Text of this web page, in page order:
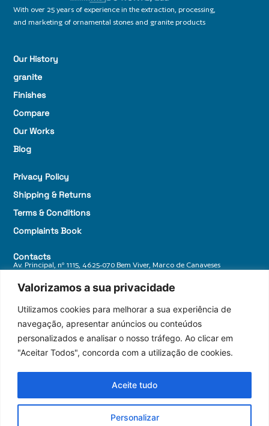
Valorizamos a sua privacidade
Utilizamos cookies para melhorar a sua experiência de
navegação, apresentar anúncios ou conteúdos
personalizados e analisar o nosso tráfego. Ao clicar em
"Aceitar Todos", concorda com a utilização de cookies.
Personalizar
Aceite tudo
With over 25 years of experience in the extraction, processing,
and marketing of ornamental stones and granite products
Our History
granite
Finishes
Compare
Our Works
Blog
Privacy Policy
Shipping & Returns
Terms & Conditions
Complaints Book
Contacts
Av. Principal, nº 1115, 4625-070 Bem Viver, Marco de Canaveses
+ 351 255 588 770